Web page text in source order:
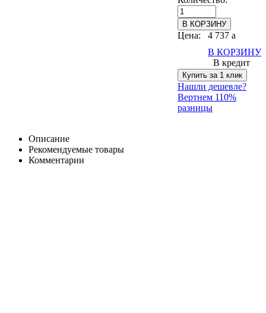
Цена: 4 737 a
В КОРЗИНУ
В кредит
Купить за 1 клик
Нашли дешевле?
Вертнем 110%
разницы
Описание
Рекомендуемые товары
Комментарии